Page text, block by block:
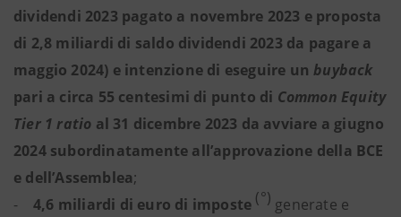
dividendi 2023 pagato a novembre 2023 e proposta
di 2,8 miliardi di saldo dividendi 2023 da pagare a
maggio 2024) e intenzione di eseguire unbuyback
pari a circa 55 centesimi di punto di Common Equity
Tier 1 ratio al 31 dicembre 2023 da avviare a giugno
2024 subordinatamente all’approvazione della BCE
e dell’Assemblea;
- 4,6 miliardi di euro di imposte (°) generate e